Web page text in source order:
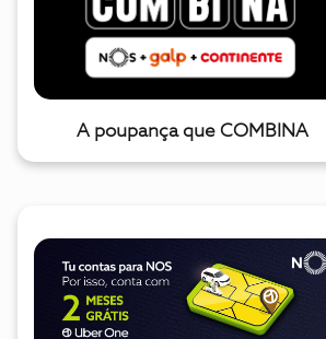
A poupança que COMBINA